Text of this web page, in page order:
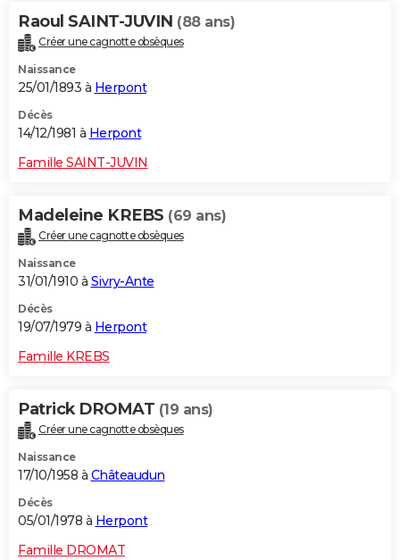
Raoul SAINT-JUVIN (88 ans)
Créer une cagnotte obsèques
Naissance
25/01/1893 à Herpont
Décès
14/12/1981 à Herpont
Famille SAINT-JUVIN
Madeleine KREBS (69 ans)
Créer une cagnotte obsèques
Naissance
31/01/1910 à Sivry-Ante
Décès
19/07/1979 à Herpont
Famille KREBS
Patrick DROMAT (19 ans)
Créer une cagnotte obsèques
Naissance
17/10/1958 à Châteaudun
Décès
05/01/1978 à Herpont
Famille DROMAT